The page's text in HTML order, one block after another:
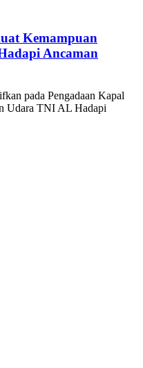
Kemampuan
Ancaman
pada Pengadaan Kapal
Udara TNI AL Hadapi